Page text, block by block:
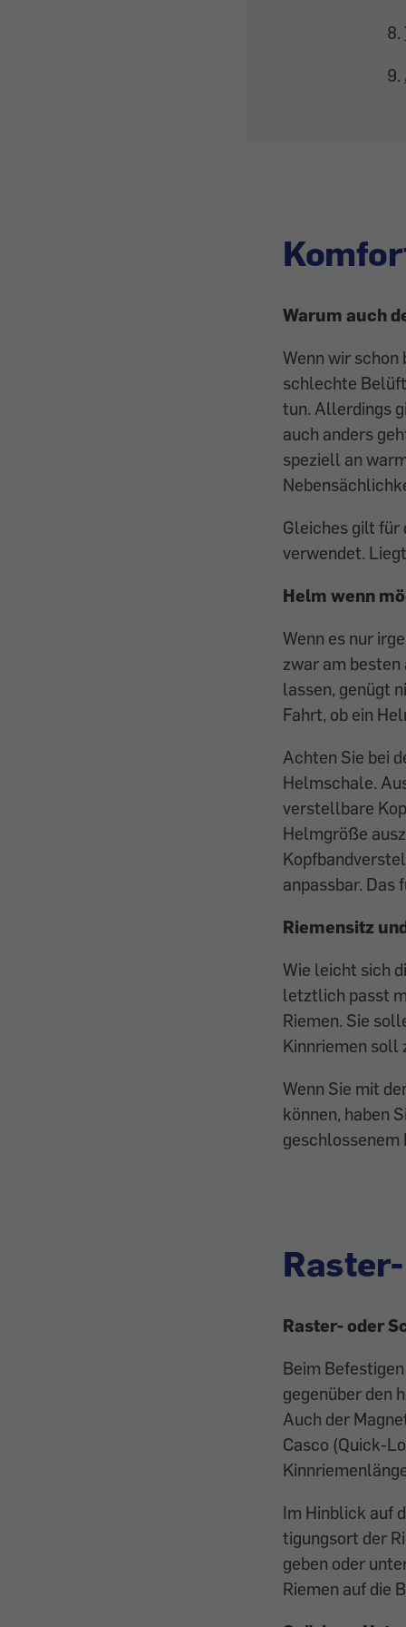
Warum auch
Wenn wir schon
schlechte
tun. Allerdings
auch anders
speziell an
Gleiches gilt für
verwendet.
Helm wenn
Wenn es nur
zwar am besten
lassen, genügt
Fahrt, ob ein
Achten Sie bei
Helmschale.
verstellbare
Helmgröße
anpassbar. Das
Riemensitz
Wie leicht sich
letztlich passt
­Riemen. Sie
Kinnriemen soll
Wenn Sie mit
können, haben
geschlossenem
Raster- oder
Beim
gegenüber den
Auch der
Casco (Quick-
Im Hinblick auf
tigungsort der
geben oder
Riemen auf die